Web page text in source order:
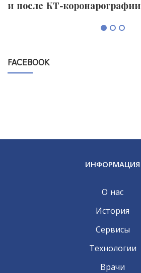
и после КТ-коронарографии
FACEBOOK
ИНФОРМАЦИЯ
О нас
История
Сервисы
Технологии
Врачи